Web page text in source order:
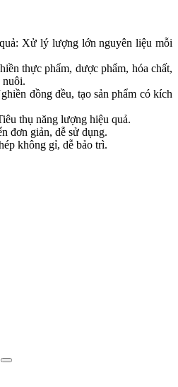
Xử lý lượng lớn nguyên liệu mỗi
thực phẩm, dược phẩm, hóa chất,
nuôi.
đồng đều, tạo sản phẩm có kích
thụ năng lượng hiệu quả.
đơn giản, dễ sử dụng.
không gỉ, dễ bảo trì.